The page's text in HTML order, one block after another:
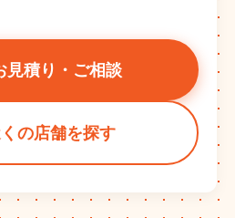
見積り・ご相談
の店舗を探す